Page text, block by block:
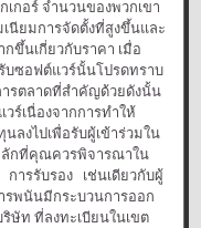
กอร์ จำนวนของพวกเขา
นียมการจัดตั้งที่สูงขึ้นและ
ขึ้นเกี่ยวกับราคา เมื่อ
บซอฟต์แวร์นั้นโปรดทราบ
รตลาดที่สำคัญด้วยดังนั้น
ร์เนื่องจากการทำให้
นลงไปเพื่อรับผู้เข้าร่วมใน
ลักที่คุณควรพิจารณาใน
ารรับรอง เช่นเดียวกับผู้
รพนันมีกระบวนการออก
ษัท ที่ลงทะเบียนในเขต